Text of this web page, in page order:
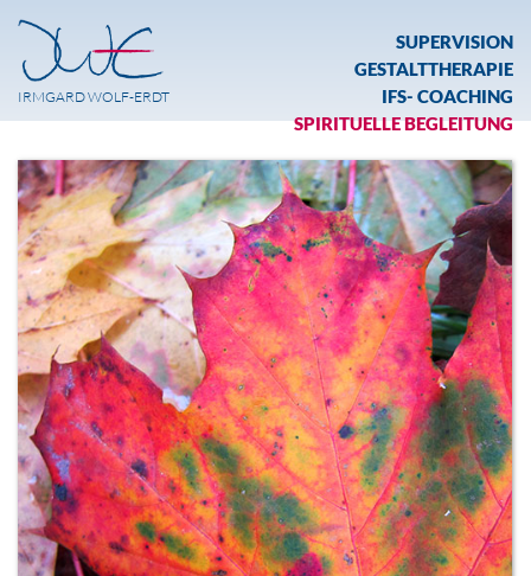
IRMGARD WOLF-ERDT
SUPERVISION
GESTALTTHERAPIE
IFS- COACHING
SPIRITUELLE BEGLEITUNG